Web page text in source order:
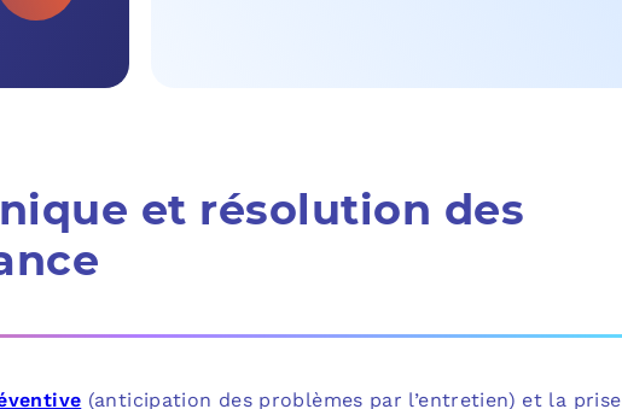
et résolution des
(anticipation des problèmes par l’entretien) et la prise